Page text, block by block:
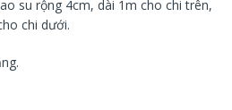
su rộng 4cm, dài 1m cho chi trên,
chi dưới.